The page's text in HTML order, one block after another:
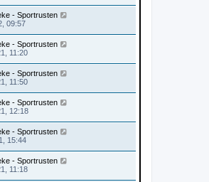
- Sportrusten
09:57
- Sportrusten
11:20
- Sportrusten
11:50
- Sportrusten
12:18
- Sportrusten
15:44
- Sportrusten
11:18